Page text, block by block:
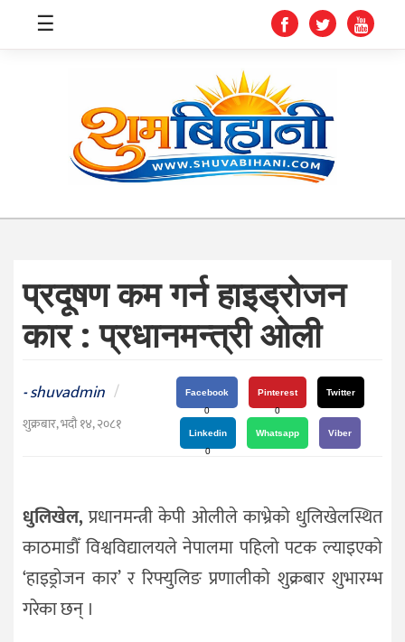
स्वास्थ्य
संघीय
प्रविधि
जीवनशैली
दर्शन
/
विचार
देश
राजनीति
☰
प्रदूषण कम गर्न हाइड्रोजन
कार : प्रधानमन्त्री ओली
-shuvadmin /
शुक्रबार, भदौ १४, २०८१
Facebook
0
Pinterest
0
Twitter
Linkedin
0
Whatsapp Viber
धुलिखेल,प्रधानमन्त्री केपी ओलीले काभ्रेको धुलिखेलस्थित
काठमाडौँ विश्वविद्यालयले नेपालमा पहिलो पटक ल्याइएको
‘हाइड्रोजन कार’ र रिफ्युलिङ प्रणालीको शुक्रबार शुभारम्भ
गरेका छन् ।